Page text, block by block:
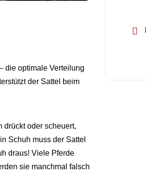
die optimale Verteilung
der Sattel beim
drückt oder scheuert,
Schuh muss der Sattel
draus! Viele Pferde
sie manchmal falsch